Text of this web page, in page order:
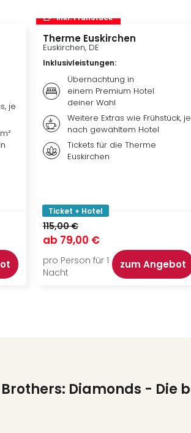
je
inkl. Frühstück
Therme Euskirchen
Euskirchen, DE
Inklusivleistungen:
Übernachtung in
einem Premium Hotel
deiner Wahl
Weitere Extras wie Frühstück, je
nach gewähltem Hotel
Tickets für die Therme
Euskirchen
Ticket + Hotel
115,00 €
ab 79,00 €
pro Person für 1
Nacht
zum Angebot
Diamonds - Die